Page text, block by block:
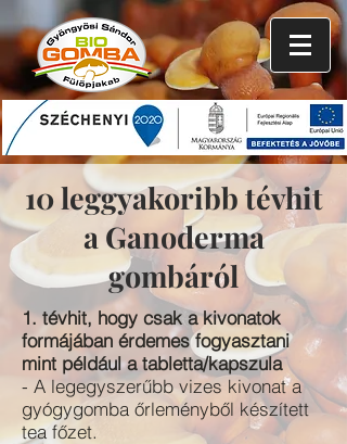
10 leggyakoribb tévhit
a Ganoderma
gombáról
1. tévhit, hogy csak a kivonatok
formájában érdemes fogyasztani
mint például a tabletta/kapszula
- A legegyszerűbb vizes kivonat a
gyógygomba őrleményből készített
tea főzet.